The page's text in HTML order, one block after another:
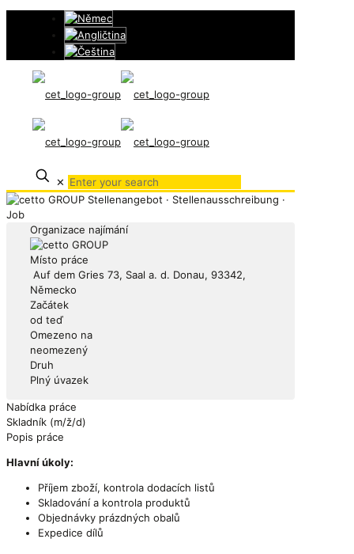
✕
Organizace najímání
Místo práce
Auf dem Gries 73, Saal a. d. Donau, 93342,
Německo
Začátek
od teď
Omezeno na
neomezený
Druh
Plný úvazek
Nabídka práce
Skladník (m/ž/d)
Popis práce
Hlavní úkoly:
Příjem zboží, kontrola dodacích listů
Skladování a kontrola produktů
Objednávky prázdných obalů
Expedice dílů